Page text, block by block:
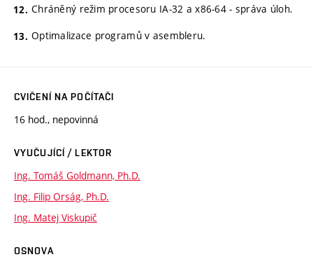
Chráněný režim procesoru IA-32 a x86-64 - správa úloh.
Optimalizace programů v asembleru.
CVIČENÍ NA POČÍTAČI
16 hod., nepovinná
VYUČUJÍCÍ / LEKTOR
Ing. Tomáš Goldmann, Ph.D.
Ing. Filip Orság, Ph.D.
Ing. Matej Viskupič
OSNOVA